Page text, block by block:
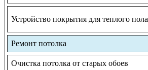
Устройство покрытия для теплого пола
Ремонт потолка
Очистка потолка от старых обоев